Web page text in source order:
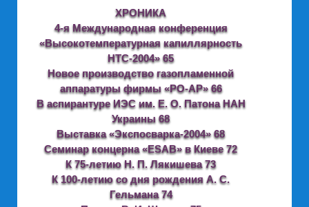
ХРОНИКА
4-я Международная конференция
«Высокотемпературная капиллярность
НТС-2004» 65
Новое производство газопламенной
аппаратуры фирмы «РО-АР» 66
В аспирантуре ИЭС им. Е. О. Патона НАН
Украины 68
Выставка «Экспосварка-2004» 68
Семинар концерна «ESAB» в Киеве 72
К 75-летию Н. П. Лякишева 73
К 100-летию со дня рождения А. С.
Гельмана 74